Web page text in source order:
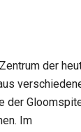
der
der
Im